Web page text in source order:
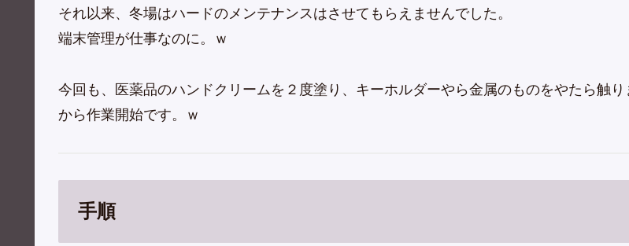
それ以来、冬場はハードのメンテナンスはさせてもらえませんでした。
端末管理が仕事なのに。ｗ
今回も、医薬品のハンドクリームを２度塗り、キーホルダーやら金属のものをやたら触り
から作業開始です。ｗ
手順